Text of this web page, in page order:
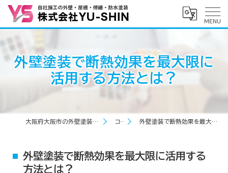
外壁塗装で断熱効果を最大限に
活用する方法とは？
大阪府大阪市の外壁塗装なら株式会社YU-SHIN コラム 外壁塗装で断熱効果を最大限に活用する方法とは？
外壁塗装で断熱効果を最大限に活用する
方法とは？